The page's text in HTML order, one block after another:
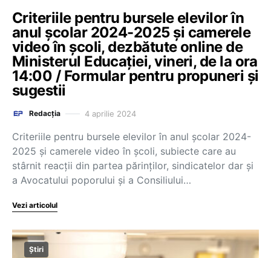
Criteriile pentru bursele elevilor în
anul școlar 2024-2025 și camerele
video în școli, dezbătute online de
Ministerul Educației, vineri, de la ora
14:00 / Formular pentru propuneri și
sugestii
Redacția 4 aprilie 2024
Criteriile pentru bursele elevilor în anul școlar 2024-
2025 și camerele video în școli, subiecte care au
stârnit reacții din partea părinților, sindicatelor dar și
a Avocatului poporului și a Consiliului…
Vezi articolul
Știri